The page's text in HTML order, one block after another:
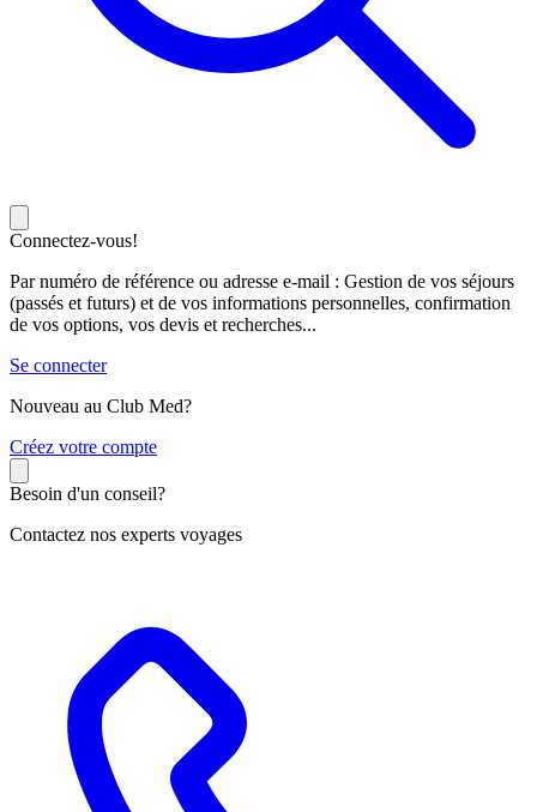
Connectez-vous!
Par numéro de référence ou adresse e-mail : Gestion de vos séjours
(passés et futurs) et de vos informations personnelles, confirmation
de vos options, vos devis et recherches...
Se connecter
Nouveau au Club Med?
Créez votre compte
Besoin d'un conseil?
Contactez nos experts voyages